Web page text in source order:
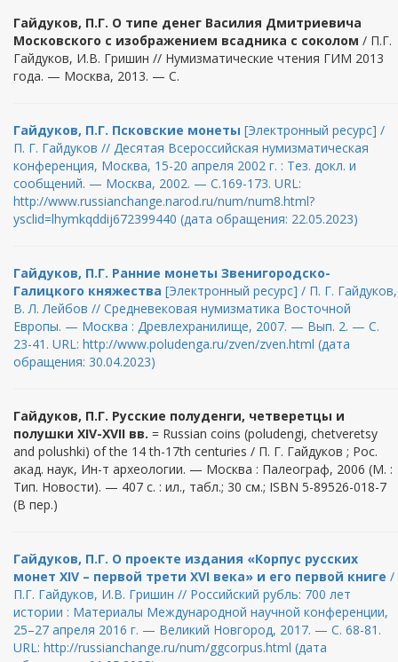
Гайдуков, П.Г. О типе денег Василия Дмитриевича
Московского с изображением всадника с соколом / П.Г.
Гайдуков, И.В. Гришин // Нумизматические чтения ГИМ 2013
года. — Москва, 2013. — С.
Гайдуков, П.Г. Псковские монеты [Электронный ресурс] /
П. Г. Гайдуков // Десятая Всероссийская нумизматическая
конференция, Москва, 15-20 апреля 2002 г. : Тез. докл. и
сообщений. — Москва, 2002. — С.169-173. URL:
http://www.russianchange.narod.ru/num/num8.html?
ysclid=lhymkqddij672399440 (дата обращения: 22.05.2023)
Гайдуков, П.Г. Ранние монеты Звенигородско-
Галицкого княжества [Электронный ресурс] / П. Г. Гайдуков,
В. Л. Лейбов // Средневековая нумизматика Восточной
Европы. — Москва : Древлехранилище, 2007. — Вып. 2. — С.
23-41. URL: http://www.poludenga.ru/zven/zven.html (дата
обращения: 30.04.2023)
Гайдуков, П.Г. Русские полуденги, четверетцы и
полушки XIV-XVII вв. = Russian coins (poludengi, chetveretsy
and polushki) of the 14 th-17th centuries / П. Г. Гайдуков ; Рос.
акад. наук, Ин-т археологии. — Москва : Палеограф, 2006 (М. :
Тип. Новости). — 407 с. : ил., табл.; 30 см.; ISBN 5-89526-018-7
(В пер.)
Гайдуков, П.Г. О проекте издания «Корпус русских
монет XIV – первой трети XVI века» и его первой книге /
П.Г. Гайдуков, И.В. Гришин // Российский рубль: 700 лет
истории : Материалы Международной научной конференции,
25–27 апреля 2016 г. — Великий Новгород, 2017. — С. 68-81.
URL: http://russianchange.ru/num/ggcorpus.html (дата